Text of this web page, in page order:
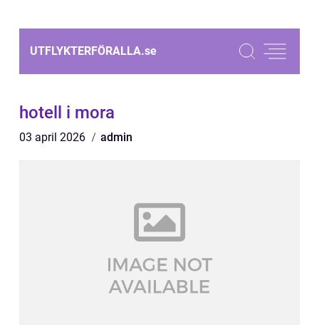
UTFLYKTERFÖRALLA.se
hotell i mora
03 april 2026 admin